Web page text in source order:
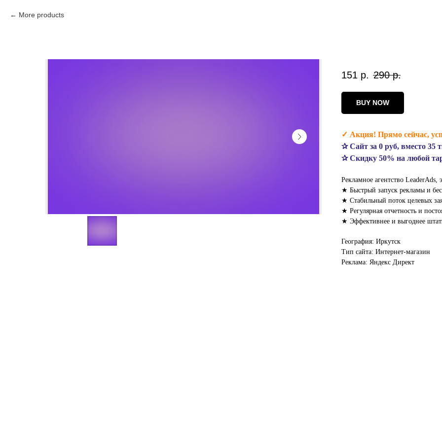
More products
151 р. 290 р.
BUY NOW
✓ Акция! Прямо сейчас,
✰ Сайт за 0 руб, вместо 35
✰ Скидку 50% на любой
Рекламное агентство LeaderAds,
★ Быстрый запуск рекламы и
★ Стабильный поток целевых
★ Регулярная отчетность и
★ Эффективнее и выгоднее
География: Иркутск
Тип сайта: Интернет-магазин
Реклама: Яндекс Директ